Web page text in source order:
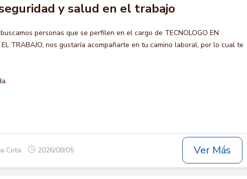
y salud en el trabajo
personas que se perfilen en el cargo de TECNOLOGO EN
EL TRABAJO, nos gustaría acompañarte en tu camino laboral, por lo cual te
Cota 2026/08/05 Ver Más